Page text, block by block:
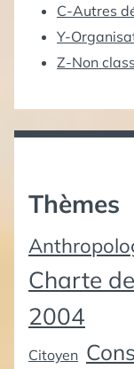
C-Autres
Y-
Z-Non
Thèmes
Charte
2004
Citoyen